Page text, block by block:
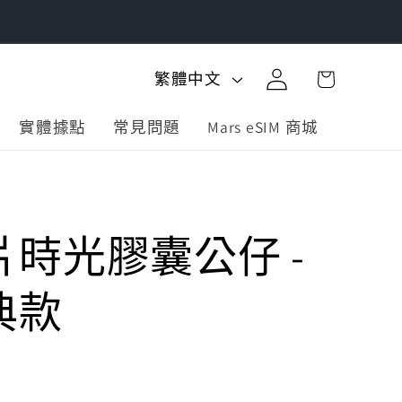
實體據點 常見問題 Mars eSIM 商城
語
繁體中文
登
入
物
時光膠囊公仔 -
款